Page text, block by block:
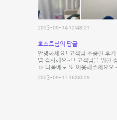
2023-09-14 12:48:21
호스트님의 답글
안녕하세요! 고객님 소중한 후
넘 감사해요~!! 고객님을 위한
☺️ 다음에도 또 이용해주세요오
2023-09-17 16:00:29